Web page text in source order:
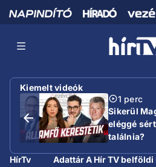
Kiemelt videók
1 perc
Sikerül
eléggé
találnia?
HírTv
Adattár A Hír TV belföldi